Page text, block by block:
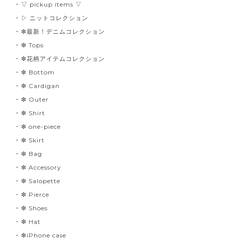
▽ pickup items ▽
▷ ニットコレクション
❇︎最新！デニムコレクション
❇︎ Tops
❇︎花柄アイテムコレクション
❇︎ Bottom
❇︎ Cardigan
❇︎ Outer
❇︎ Shirt
❇︎ one-piece
❇︎ Skirt
❇︎ Bag
❇︎ Accessory
❇︎ Salopette
❇︎ Pierce
❇︎ Shoes
❇︎ Hat
❇︎iPhone case